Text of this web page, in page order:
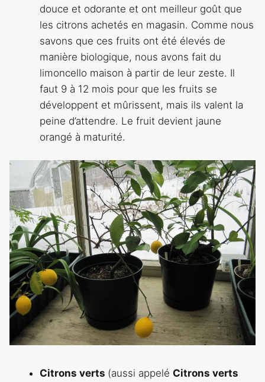
douce et odorante et ont meilleur goût que
les citrons achetés en magasin. Comme nous
savons que ces fruits ont été élevés de
manière biologique, nous avons fait du
limoncello maison à partir de leur zeste. Il
faut 9 à 12 mois pour que les fruits se
développent et mûrissent, mais ils valent la
peine d’attendre. Le fruit devient jaune
orangé à maturité.
Citrons verts (aussi appelé Citrons verts